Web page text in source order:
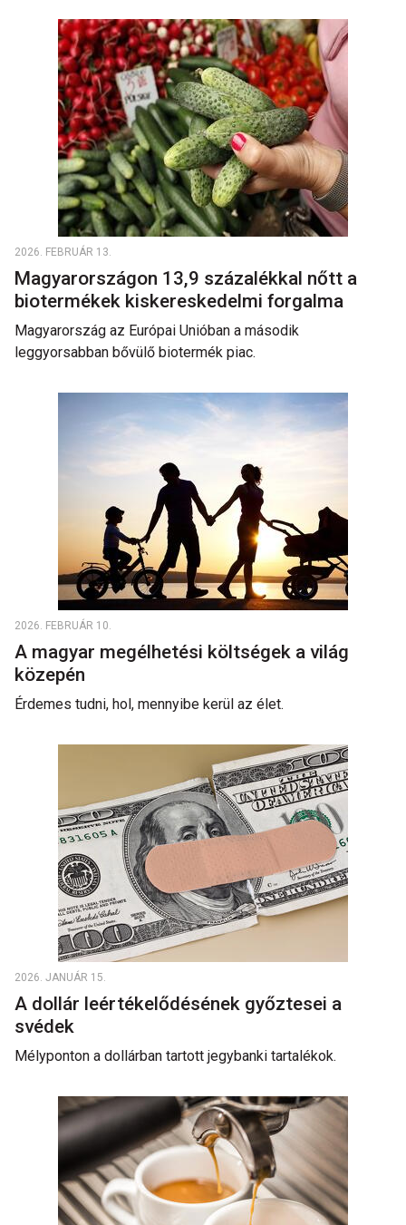
2026. FEBRUÁR 13.
Magyarországon 13,9 százalékkal nőtt a
biotermékek kiskereskedelmi forgalma
Magyarország az Európai Unióban a második
leggyorsabban bővülő biotermék piac.
2026. FEBRUÁR 10.
A magyar megélhetési költségek a világ
közepén
Érdemes tudni, hol, mennyibe kerül az élet.
2026. JANUÁR 15.
A dollár leértékelődésének győztesei a
svédek
Mélyponton a dollárban tartott jegybanki tartalékok.